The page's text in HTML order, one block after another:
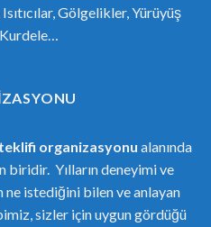
Gölgelikler, Yürüyüş
Kurdele…
organizasyonu alanında
biridir. Yılların deneyimi ve
istediğini bilen ve anlayan
sizler için uygun gördüğü